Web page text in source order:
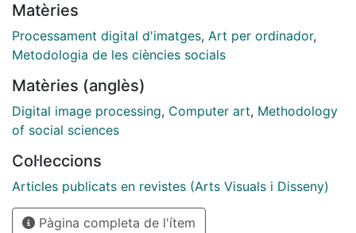
imágenes y la correspondencia espacial de la pirámide
cuando estas metodologías de visión computacional
se enfrentan a este tipo de imágenes. Los resultados
rendimiento es de alrededor del 70% y su desviación
estándar es de aproximadamente el 5%. Explorem el
problema de classificar les categories escèniques que
producció cultural d'un artista. L'objectiu principal és
avaluar l'acompliment dels descriptors de SIFT, la
representació de la borsa d'imatges i la
correspondència espacial de la piràmide quan
Matèries
Processament digital d'imatges, Art per ordinador,
Metodologia de les ciències socials
Matèries (anglès)
Digital image processing, Computer art, Methodology
of social sciences
Col·leccions
Articles publicats en revistes (Arts Visuals i Disseny)
Pàgina completa de l'ítem